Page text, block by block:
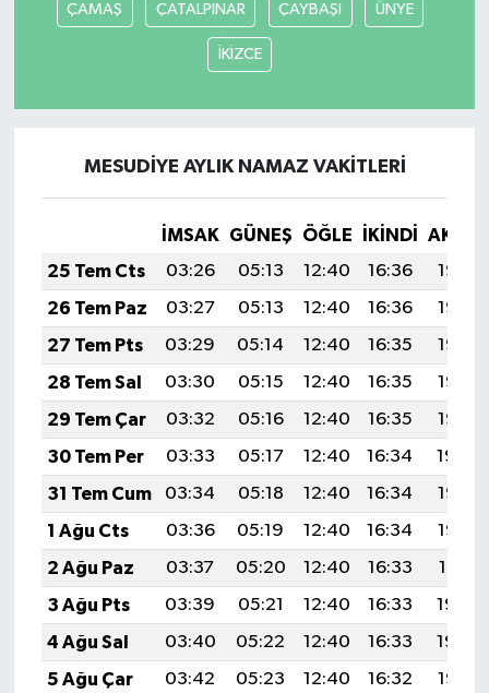
ÇAMAŞ ÇATALPINAR ÇAYBAŞI ÜNYE
İKİZCE
MESUDİYE AYLIK NAMAZ VAKITLERI
İMSAK GÜNEŞ ÖĞLE İKINDI
25 Tem Cts
03:26 05:13 12:40 16:36
19:58
26 Tem Paz
03:27 05:13 12:40 16:36
19:58
27 Tem Pts
03:29 05:14 12:40 16:35
19:57
28 Tem Sal
03:30 05:15 12:40 16:35
19:56
29 Tem Çar
03:32 05:16 12:40 16:35
19:55
30 Tem Per
03:33 05:17 12:40 16:34
19:54
31 Tem Cum
03:34 05:18 12:40 16:34
19:53
1 Ağu Cts
03:36 05:19 12:40 16:34
19:52
2 Ağu Paz
03:37 05:20 12:40 16:33
19:51
3 Ağu Pts
03:39 05:21 12:40 16:33
19:50
4 Ağu Sal
03:40 05:22 12:40 16:33
19:48
5 Ağu Çar
03:42 05:23 12:40 16:32
19:47